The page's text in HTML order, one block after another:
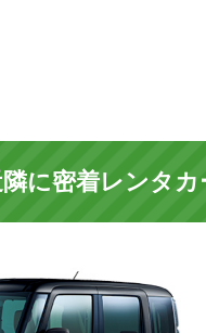
に密着レンタ